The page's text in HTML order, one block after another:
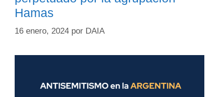
Hamas
16 enero, 2024 por DAIA